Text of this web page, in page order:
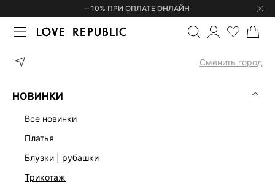
– 10% ПРИ ОПЛАТЕ ОНЛАЙН
Сменить город
НОВИНКИ
все новинки
платья
блузки | рубашки
трикотаж
ГЛАВНАЯ ДЛЯ СПОРТА | ФИТНЕСА БРЮКИ И
БРЮКИ И ЛОСИНЫ